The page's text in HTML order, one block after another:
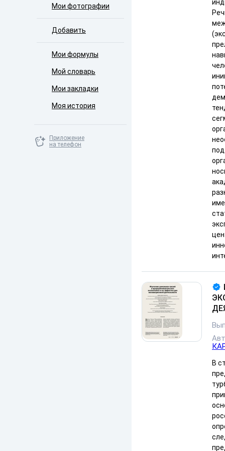
Мои фотографии
Добавить
Мои формулы
Мой словарь
Мои закладки
Моя история
Приложение
на телефон
В